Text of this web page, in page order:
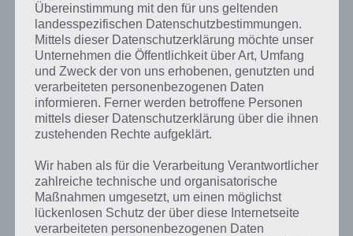
Kurze Begriffserklärung zur Lösung
Blume
Bilder 1 Wort, doch welche Bedeutung hat dieses eigentlich und was
gibt es dazu zu wissen? Passt das Wort auch zu Ruf der Natur? Zu
bestimmten Lösungen präsentieren wir daher auch immer eine
kurze Begriffserklärung!
Übereinstimmung mit den für uns geltenden
landesspezifischen Datenschutzbestimmungen.
Mittels dieser Datenschutzerklärung möchte unser
Unternehmen die Öffentlichkeit über Art, Umfang
und Zweck der von uns erhobenen, genutzten und
verarbeiteten personenbezogenen Daten
informieren. Ferner werden betroffene Personen
mittels dieser Datenschutzerklärung über die ihnen
zustehenden Rechte aufgeklärt.
Wir haben als für die Verarbeitung Verantwortlicher
zahlreiche technische und organisatorische
Maßnahmen umgesetzt, um einen möglichst
lückenlosen Schutz der über diese Internetseite
verarbeiteten personenbezogenen Daten